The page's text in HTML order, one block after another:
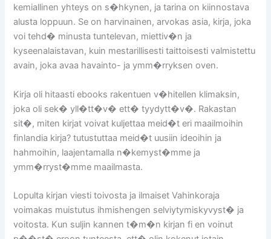
kemiallinen yhteys on s�hkynen, ja tarina on kiinnostava
alusta loppuun. Se on harvinainen, arvokas asia, kirja, joka
voi tehd� minusta tuntelevan, miettiv�n ja
kyseenalaistavan, kuin mestarillisesti taittoisesti valmistettu
avain, joka avaa havainto- ja ymm�rryksen oven.
Kirja oli hitaasti ebooks rakentuen v�hitellen klimaksin,
joka oli sek� yll�tt�v� ett� tyydytt�v�. Rakastan
sit�, miten kirjat voivat kuljettaa meid�t eri maailmoihin
finlandia kirja? tutustuttaa meid�t uusiin ideoihin ja
hahmoihin, laajentamalla n�kemyst�mme ja
ymm�rryst�mme maailmasta.
Lopulta kirjan viesti toivosta ja ilmaiset Vahinkoraja
voimakas muistutus ihmishengen selviytymiskyvyst� ja
voitosta. Kun suljin kannen t�m�n kirjan fi en voinut